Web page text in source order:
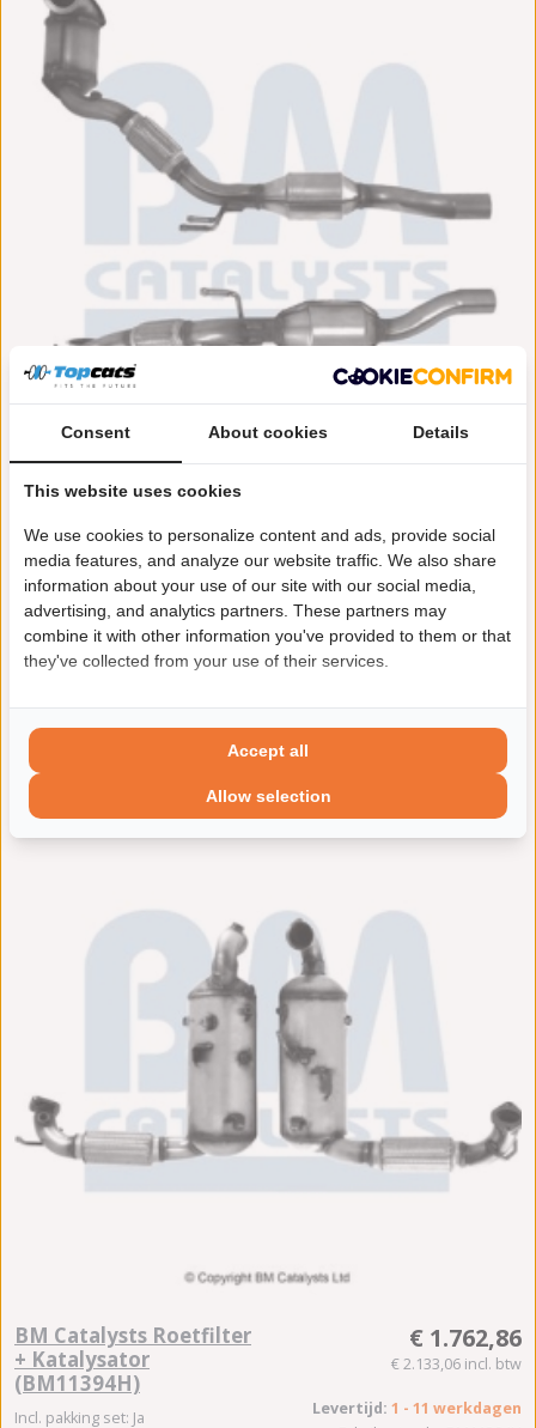
BM Catalysts Roetfilter
(BM15040H)
Incl. pakking set: Ja
Merk: BM Catalysts
Artikel: Roetfilter + Katalysator
Levertijd:1 - 11 werkdagen
Fabrikantcode: BM15040H
In winkelwagen
BM Catalysts Roetfilter
+ Katalysator
(BM11394H)
Incl. pakking set: Ja
€ 1.762,86
€ 2.133,06 incl. btw
Levertijd: 1 - 11 werkdagen
Consent About cookies Details
This website uses cookies
We use cookies to personalize content and ads, provide social
media features, and analyze our website traffic. We also share
information about your use of our site with our social media,
advertising, and analytics partners. These partners may
combine it with other information you've provided to them or that
they've collected from your use of their services.
Allow selection
Accept all